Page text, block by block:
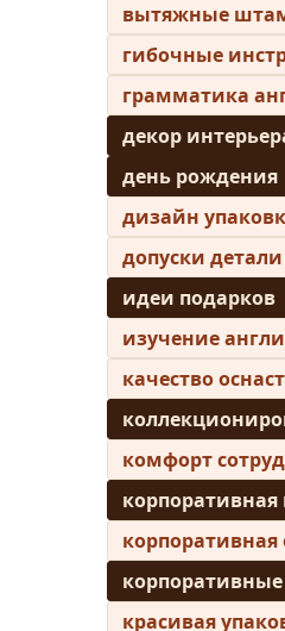
вытяжные
гибочные
грамматика
декор
день рождения
дизайн
допуски детали
идеи подарков
изучение
качество
комфорт
корпоративная
красивая